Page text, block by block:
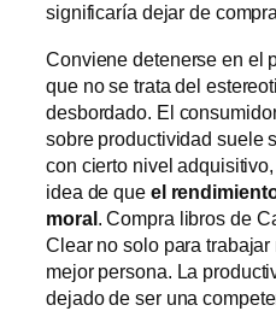
significaría dejar de
Conviene detenerse en el
que no se trata del
desbordado. El
sobre productividad suele
con cierto nivel
idea de que el
moral. Compra libros de
Clear no solo para
mejor persona. La
dejado de ser una